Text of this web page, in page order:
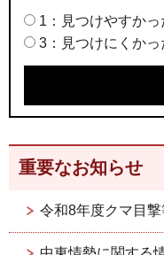
1：見つけやすかっ
3：見つけにくかっ
重要なお知らせ
令和8年度クマ目撃